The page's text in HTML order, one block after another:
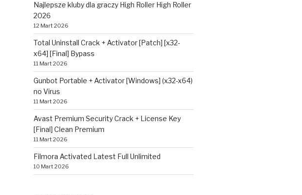
Najlepsze kluby dla graczy High Roller High Roller
2026
12 Mart 2026
Total Uninstall Crack + Activator [Patch] [x32-
x64] [Final] Bypass
11 Mart 2026
Gunbot Portable + Activator [Windows] (x32-x64)
no Virus
11 Mart 2026
Avast Premium Security Crack + License Key
[Final] Clean Premium
11 Mart 2026
Filmora Activated Latest Full Unlimited
10 Mart 2026